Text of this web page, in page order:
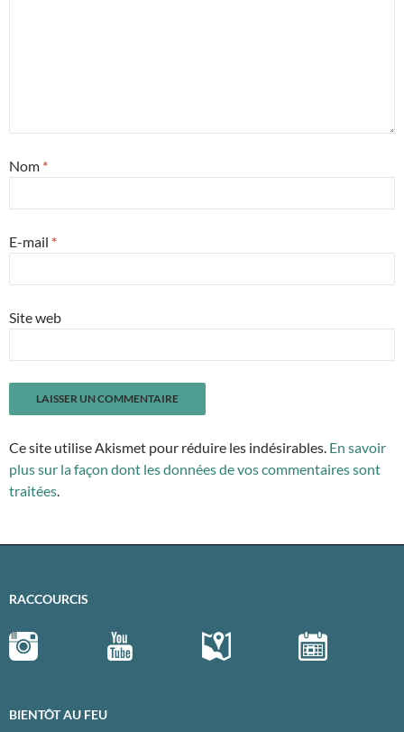
Nom *
E-mail *
Site web
Ce site utilise Akismet pour réduire les indésirables. En savoir
plus sur la façon dont les données de vos commentaires sont
traitées.
RACCOURCIS
BIENTÔT AU FEU